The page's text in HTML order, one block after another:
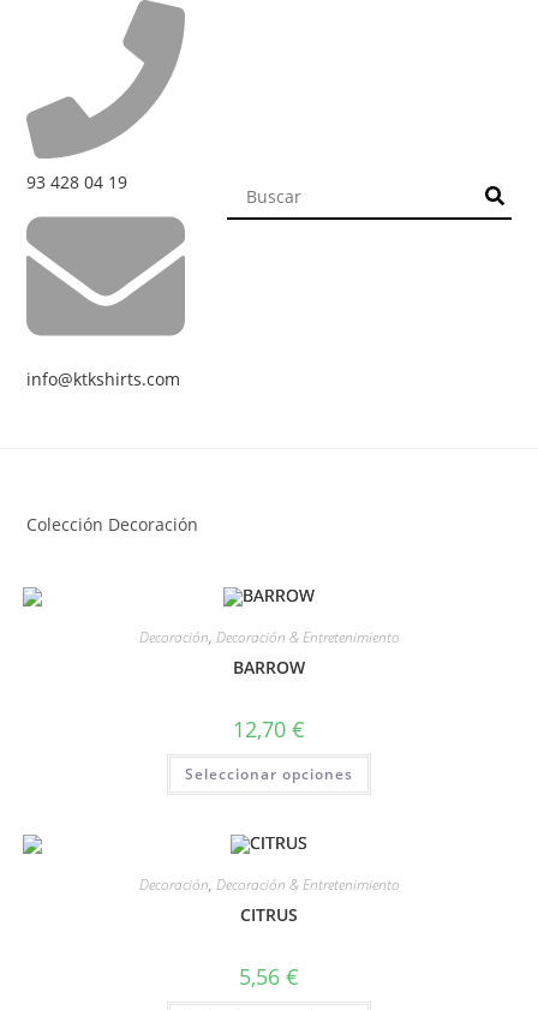
93 428 04 19
info@ktkshirts.com
Colección Decoración
Decoración, Decoración & Entretenimiento
BARROW
12,70 €
Seleccionar opciones
Decoración, Decoración & Entretenimiento
CITRUS
5,56 €